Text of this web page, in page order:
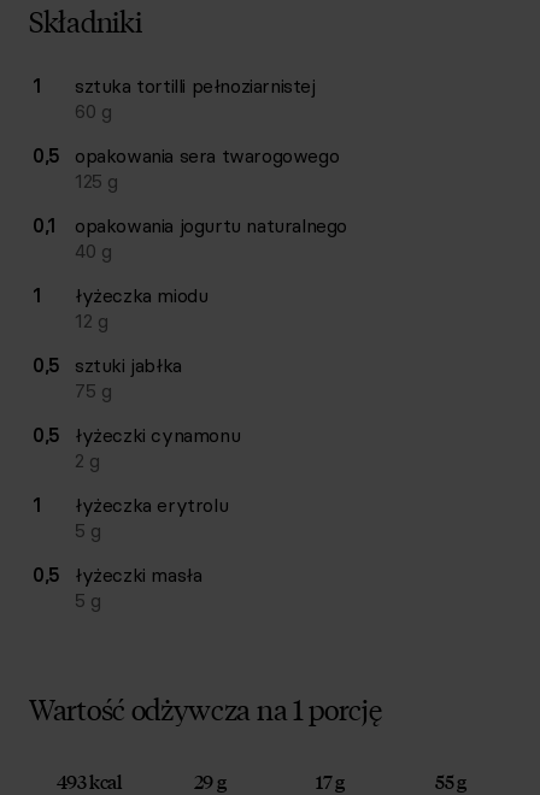
Składniki
Lista składników przepisu z ilościami i wagami
IlośćSkładnik
1 sztuka tortilli pełnoziarnistej
60 g
0,5
opakowania sera twarogowego
125 g
0,1
opakowania jogurtu naturalnego
40 g
1
łyżeczka miodu
12 g
0,5
sztuki jabłka
75 g
0,5
łyżeczki cynamonu
2 g
1
łyżeczka erytrolu
5 g
0,5
łyżeczki masła
5 g
Wartość odżywcza na 1 porcję
493 kcal 29 g 17 g 55 g